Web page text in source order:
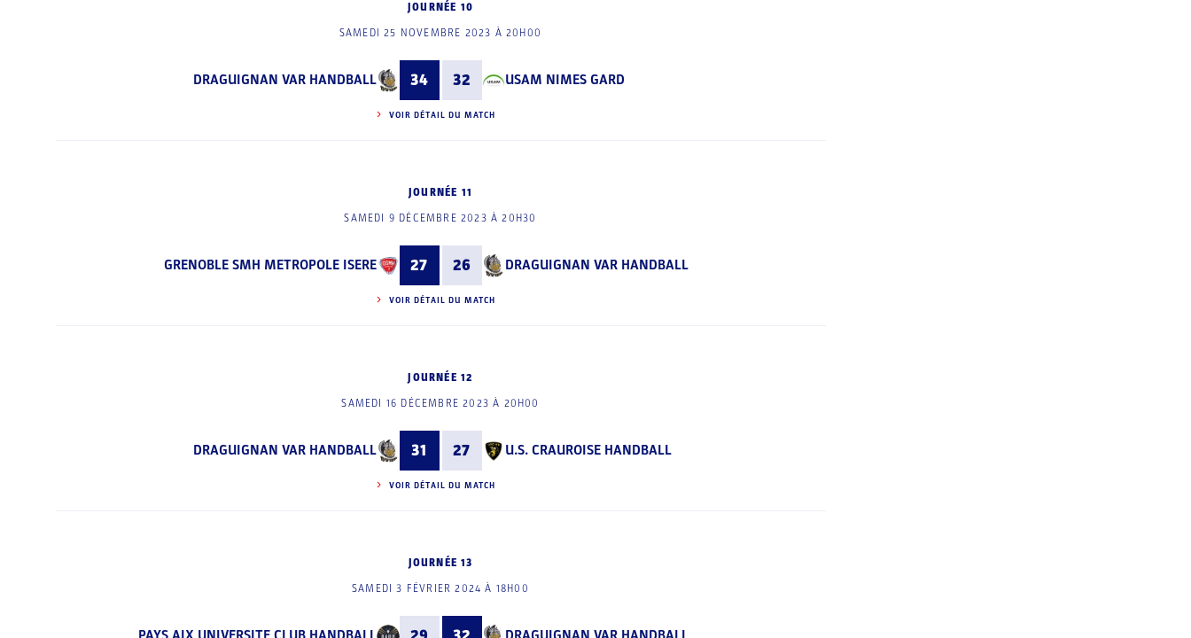
JOURNÉE 10
SAMEDI 25 NOVEMBRE 2023 À 20H00
DRAGUIGNAN VAR HANDBALL 34 32 USAM NIMES GARD
VOIR DÉTAIL DU MATCH
JOURNÉE 11
SAMEDI 9 DÉCEMBRE 2023 À 20H30
GRENOBLE SMH METROPOLE ISERE 27 26 DRAGUIGNAN VAR HANDBALL
VOIR DÉTAIL DU MATCH
JOURNÉE 12
SAMEDI 16 DÉCEMBRE 2023 À 20H00
DRAGUIGNAN VAR HANDBALL 31 27 U.S. CRAUROISE HANDBALL
VOIR DÉTAIL DU MATCH
JOURNÉE 13
SAMEDI 3 FÉVRIER 2024 À 18H00